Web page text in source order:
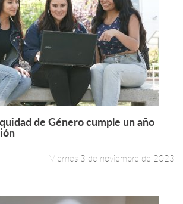
Leer más +
de Género cumple un año
Viernes 3 de noviembre de 2023